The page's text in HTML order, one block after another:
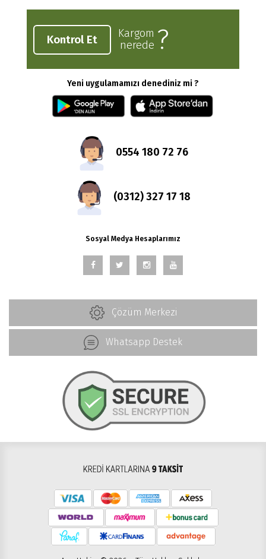
Kontrol Et
Kargom
nerede ?
Yeni uygulamamızı denediniz mi ?
0554 180 72 76
(0312) 327 17 18
Sosyal Medya Hesaplarımız
Çözüm Merkezi
Whatsapp Destek